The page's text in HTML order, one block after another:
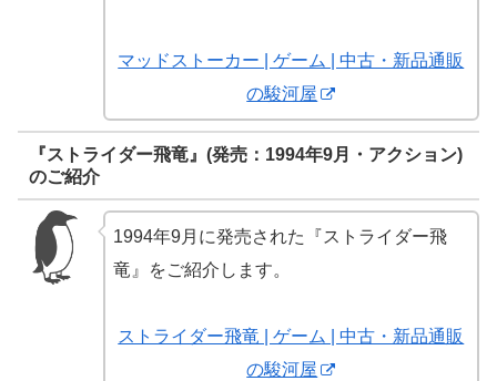
マッドストーカー | ゲーム | 中古・新品通販
の駿河屋
『ストライダー飛竜』(発売：1994年9月・アクション)
のご紹介
1994年9月に発売された『ストライダー飛
竜』をご紹介します。
ストライダー飛竜 | ゲーム | 中古・新品通販
の駿河屋